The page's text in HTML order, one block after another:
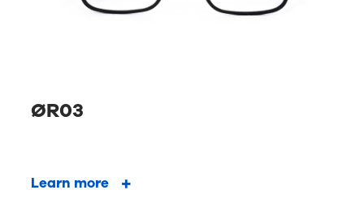
ØR03
Learn more